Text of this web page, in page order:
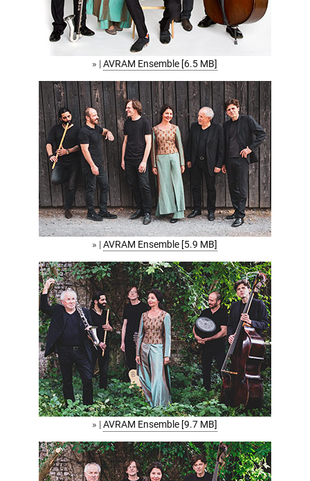
» |AVRAM Ensemble [6.5 MB]
» |AVRAM Ensemble [5.9 MB]
» |AVRAM Ensemble [9.7 MB]